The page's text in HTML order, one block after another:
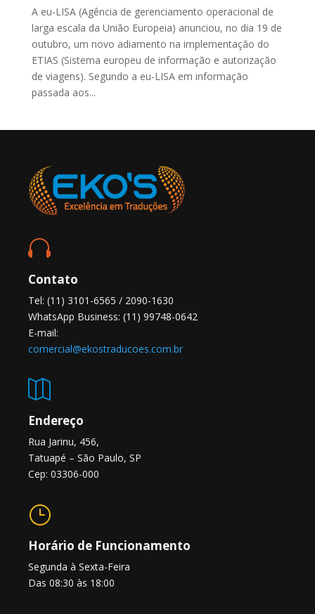
A eu-LISA (Agência de gerenciamento operacional de
larga escala da União Europeia) anunciou, no dia 19 de
outubro, um novo adiamento na implementação do
ETIAS (Sistema europeu de informação e autorização
de viagens). Segundo a eu-LISA em informação
passada aos...

Contato
Tel: (11) 3101-6565 / 2090-1630
WhatsApp Business: (11) 99748-0642
E-mail:
comercial@ekostraducoes.com.br

Endereço
Rua Jarinu, 456,
Tatuapé – São Paulo, SP
Cep: 03306-000
}
Horário de Funcionamento
Segunda à Sexta-Feira
Das 08:30 às 18:00